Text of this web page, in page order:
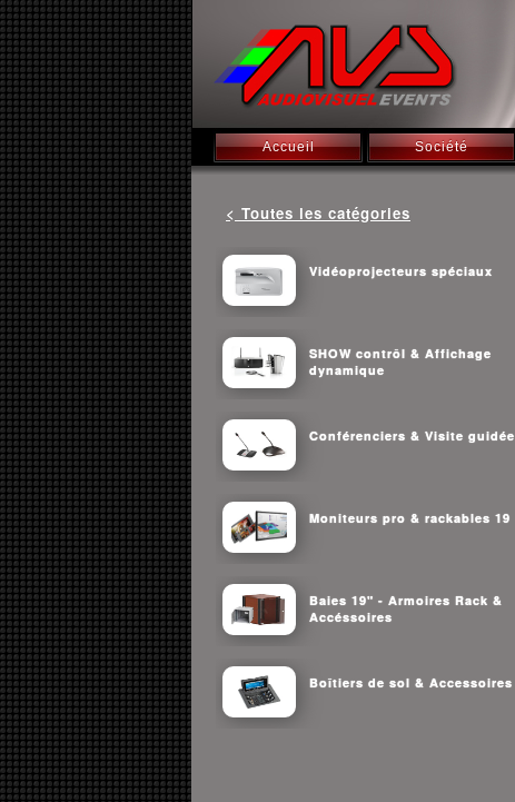
Accueil Société
< Toutes les catégories
Vidéoprojecteurs spéciaux
SHOW contrôl & Affichage
dynamique
Conférenciers & Visite guidée
Moniteurs pro & rackables 19
Baies 19" - Armoires Rack &
Accéssoires
Boîtiers de sol & Accessoires